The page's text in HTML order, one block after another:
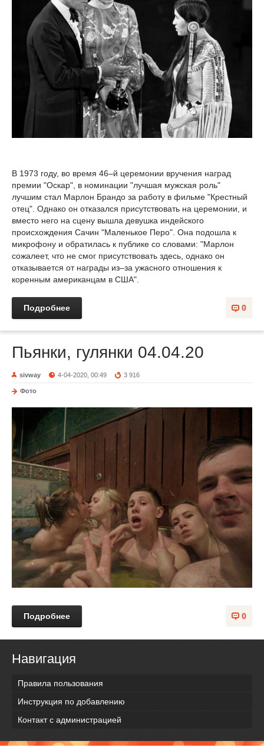
В 1973 году, во время 46–й церемонии вручения наград
премии "Оскар", в номинации "лучшая мужская роль"
лучшим стал Марлон Брандо за работу в фильме "Крестный
отец". Однако он отказался присутствовать на церемонии, и
вместо него на сцену вышла девушка индейского
происхождения Сачин "Маленькое Перо". Она подошла к
микрофону и обратилась к публике со словами: "Марлон
сожалеет, что не смог присутствовать здесь, однако он
отказывается от награды из–за ужасного отношения к
коренным американцам в США".
0
Подробнее
Пьянки, гулянки 04.04.20
sivway 4-04-2020, 00:49 3 916
Фото
0
Подробнее
Навигация
Правила пользования
Инструкция по добавлению
Контакт с администрацией